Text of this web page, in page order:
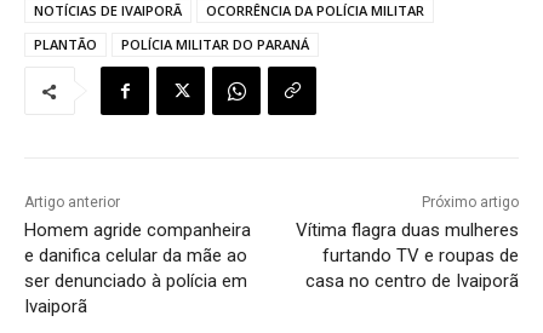
NOTÍCIAS DE IVAIPORÃ
OCORRÊNCIA DA POLÍCIA MILITAR
PLANTÃO
POLÍCIA MILITAR DO PARANÁ
Artigo anterior
Homem agride companheira
e danifica celular da mãe ao
ser denunciado à polícia em
Ivaiporã
Próximo artigo
Vítima flagra duas mulheres
furtando TV e roupas de
casa no centro de Ivaiporã